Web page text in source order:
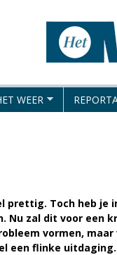
naar
WEER
prettig. Toch heb je
Nu zal dit voor een
vormen, maar
een flinke